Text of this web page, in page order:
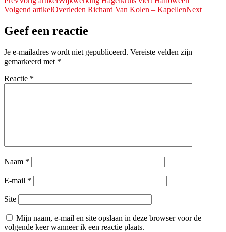
Volgend artikelOverleden Richard Van Kolen – KapellenNext
Geef een reactie
Je e-mailadres wordt niet gepubliceerd. Vereiste velden zijn
gemarkeerd met *
Reactie *
Naam *
E-mail *
Site
Mijn naam, e-mail en site opslaan in deze browser voor de
volgende keer wanneer ik een reactie plaats.